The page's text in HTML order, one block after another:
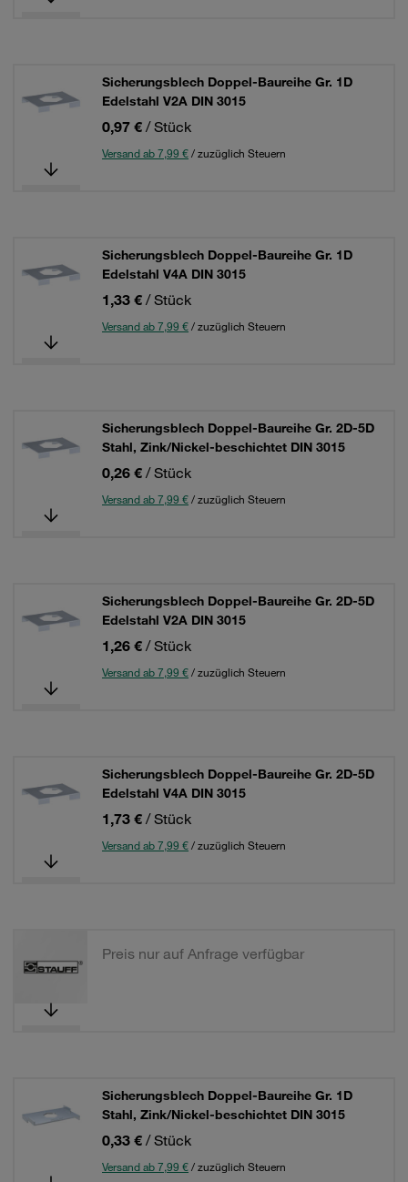
Sicherungsblech Doppel-Baureihe Gr. 1D
Edelstahl V2A DIN 3015
0,97 € / Stück
Versand ab 7,99 €/ zuzüglich Steuern
Sicherungsblech Doppel-Baureihe Gr. 1D
Edelstahl V4A DIN 3015
1,33 € / Stück
Versand ab 7,99 €/ zuzüglich Steuern
Sicherungsblech Doppel-Baureihe Gr. 2D-5D
Stahl, Zink/Nickel-beschichtet DIN 3015
0,26 € / Stück
Versand ab 7,99 €/ zuzüglich Steuern
Sicherungsblech Doppel-Baureihe Gr. 2D-5D
Edelstahl V2A DIN 3015
1,26 € / Stück
Versand ab 7,99 €/ zuzüglich Steuern
Sicherungsblech Doppel-Baureihe Gr. 2D-5D
Edelstahl V4A DIN 3015
1,73 € / Stück
Versand ab 7,99 €/ zuzüglich Steuern
Preis nur auf Anfrage verfügbar
Sicherungsblech Doppel-Baureihe Gr. 1D
Stahl, Zink/Nickel-beschichtet DIN 3015
0,33 € / Stück
Versand ab 7,99 €/ zuzüglich Steuern